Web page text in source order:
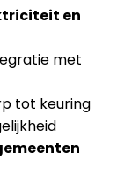
en
met
tot keuring